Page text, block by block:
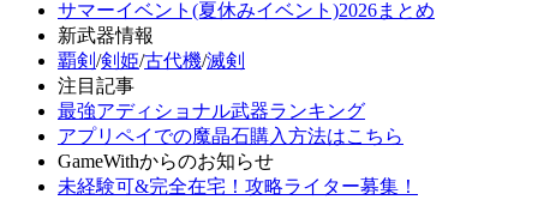
サマーイベント(夏休みイベント)2026まとめ
新武器情報
覇剣 /剣姫/古代機/滅剣
注目記事
最強アディショナル武器ランキング
アプリペイでの魔晶石購入方法はこちら
GameWithからのお知らせ
未経験可&完全在宅！攻略ライター募集！